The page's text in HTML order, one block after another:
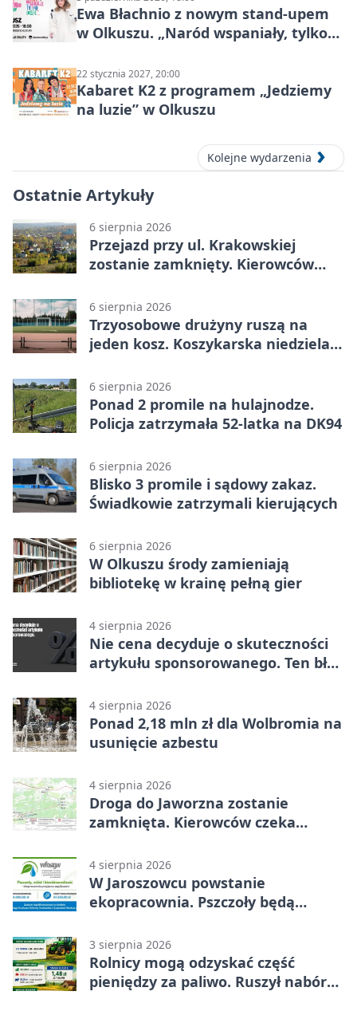
Ewa Błachnio z nowym stand-upem
w Olkuszu. „Naród wspaniały, tylko
22 stycznia 2027, 20:00
Kabaret K2 z programem „Jedziemy
na luzie” w Olkuszu
Kolejne wydarzenia
Ostatnie Artykuły
6 sierpnia 2026
Przejazd przy ul. Krakowskiej
zostanie zamknięty. Kierowców
6 sierpnia 2026
Trzyosobowe drużyny ruszą na
jeden kosz. Koszykarska niedziela
6 sierpnia 2026
Ponad 2 promile na hulajnodze.
Policja zatrzymała 52-latka na DK94
6 sierpnia 2026
Blisko 3 promile i sądowy zakaz.
Świadkowie zatrzymali kierujących
6 sierpnia 2026
W Olkuszu środy zamieniają
bibliotekę w krainę pełną gier
4 sierpnia 2026
Nie cena decyduje o skuteczności
artykułu sponsorowanego. Ten błąd
4 sierpnia 2026
Ponad 2,18 mln zł dla Wolbromia na
usunięcie azbestu
4 sierpnia 2026
Droga do Jaworzna zostanie
zamknięta. Kierowców czeka
4 sierpnia 2026
W Jaroszowcu powstanie
ekopracownia. Pszczoły będą
3 sierpnia 2026
Rolnicy mogą odzyskać część
pieniędzy za paliwo. Ruszył nabór